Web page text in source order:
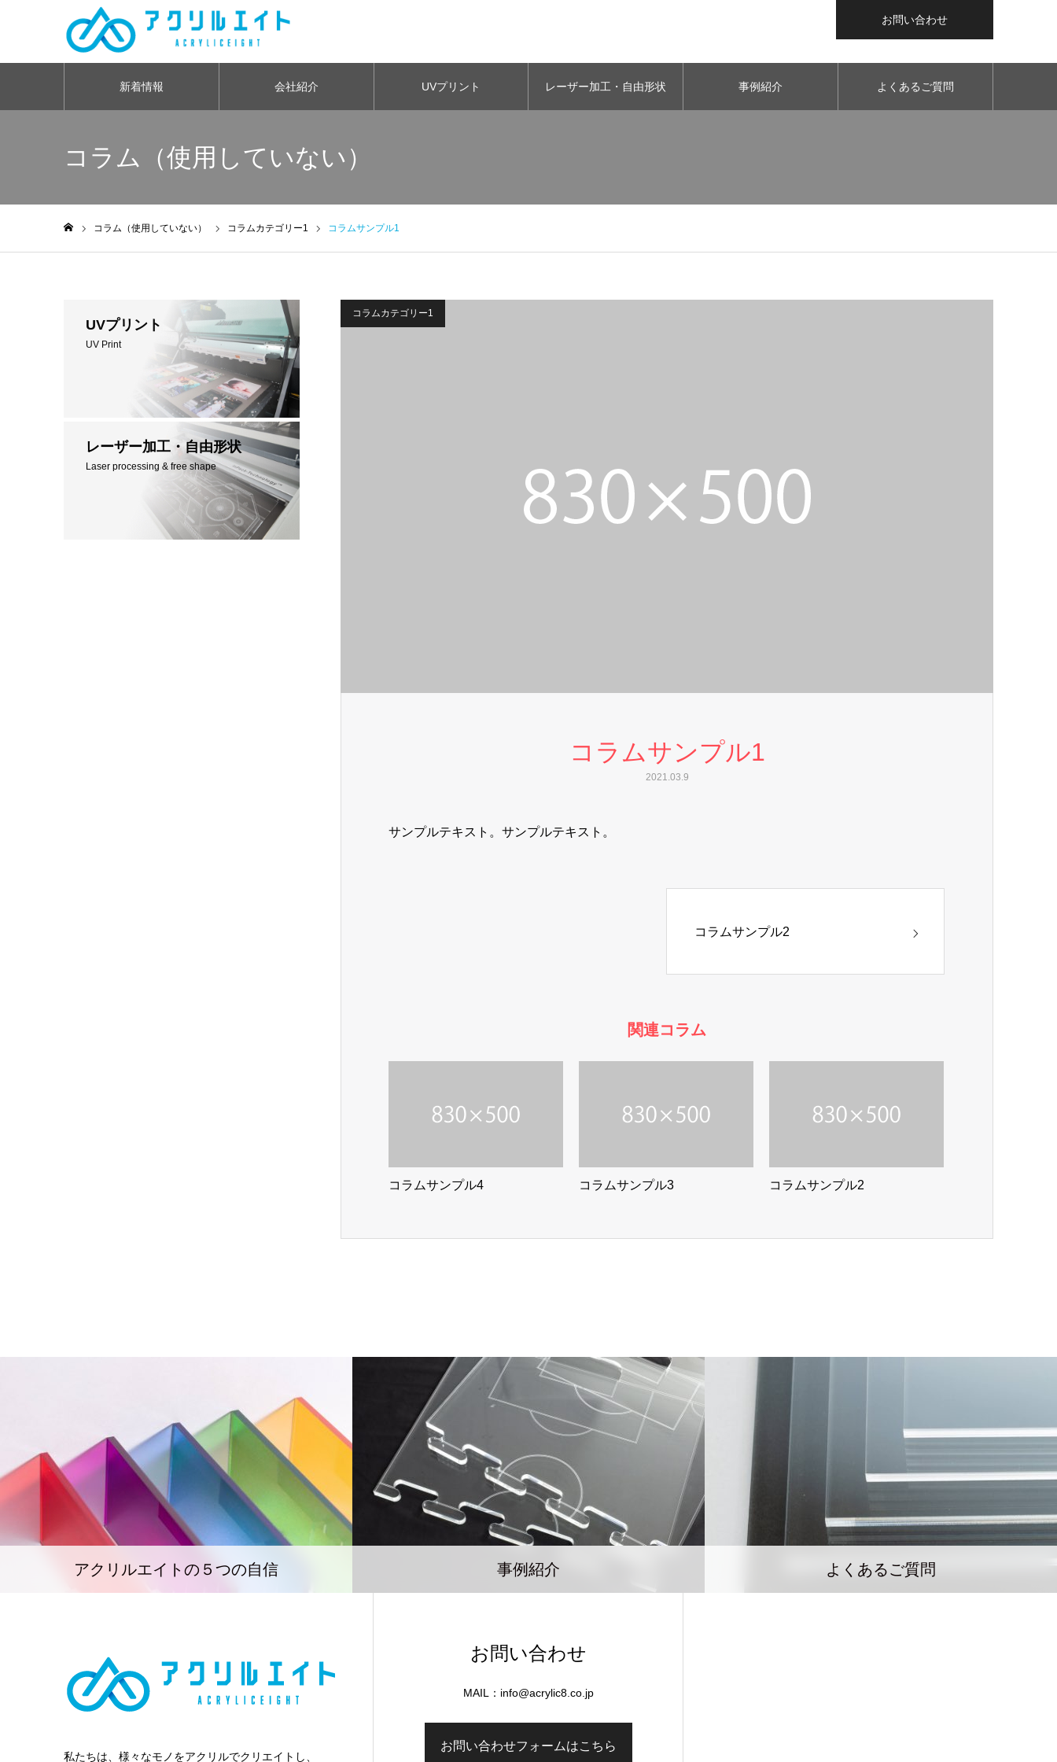
お問い合わせ
新着情報 会社紹介 UVプリント レーザー加工・自由形状 事例紹介 よくあるご質問
コラム（使用していない）
コラム（使用していない） コラムカテゴリー1 コラムサンプル1
コラムカテゴリー1
コラムサンプル1
2021.03.9
サンプルテキスト。サンプルテキスト。
コラムサンプル2
関連コラム
コラムサンプル4 コラムサンプル3 コラムサンプル2
UVプリント
UV Print
レーザー加工・自由形状
Laser processing & free shape
アクリルエイトの５つの自信 事例紹介 よくあるご質問
私たちは、様々なモノをアクリルでクリエイトし、
お問い合わせ
MAIL：info@acrylic8.co.jp
お問い合わせフォームはこちら